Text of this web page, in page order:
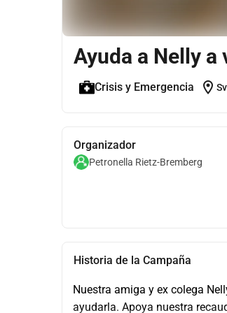
Ayuda a Nelly a
Crisis y Emergencia location_on
Organizador
Petronella Rietz-Bremberg
Historia de la Campaña
Nuestra amiga y ex colega
ayudarla. Apoya nuestra